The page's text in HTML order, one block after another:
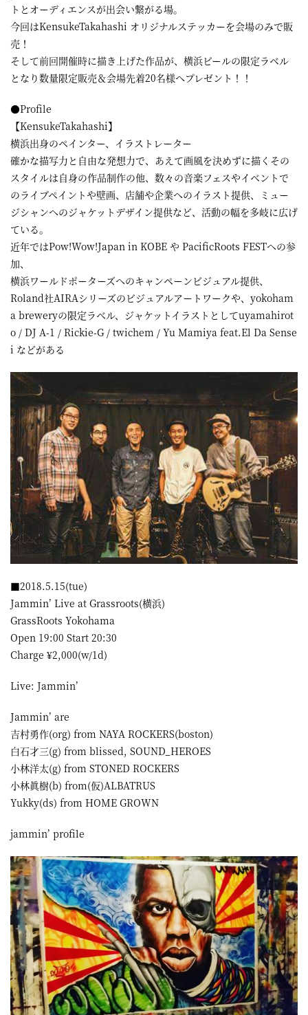
トとオーディエンスが出会い繋がる場。
今回はKensukeTakahashi オリジナルステッカーを会場のみで販
売！
そして前回開催時に描き上げた作品が、横浜ビールの限定ラベル
となり数量限定販売＆会場先着20名様へプレゼント！！
●Profile
【KensukeTakahashi】
横浜出身のペインター、イラストレーター
確かな描写力と自由な発想力で、あえて画風を決めずに描くその
スタイルは自身の作品制作の他、数々の音楽フェスやイベントで
のライブペイントや壁画、店舗や企業へのイラスト提供、ミュー
ジシャンへのジャケットデザイン提供など、活動の幅を多岐に広げ
ている。
近年ではPow!Wow!Japan in KOBE や PacificRoots FESTへの参
加、
横浜ワールドポーターズへのキャンペーンビジュアル提供、
Roland社AIRAシリーズのビジュアルアートワークや、yokoham
a breweryの限定ラベル、ジャケットイラストとしてuyamahirot
o / DJ A-1 / Rickie-G / twichem / Yu Mamiya feat.El Da Sense
i などがある
■2018.5.15(tue)
Jammin’ Live at Grassroots(横浜)
GrassRoots Yokohama
Open 19:00 Start 20:30
Charge ¥2,000(w/1d)
Live: Jammin’
Jammin’ are
吉村勇作(org) from NAYA ROCKERS(boston)
白石才三(g) from blissed, SOUND_HEROES
小林洋太(g) from STONED ROCKERS
小林眞樹(b) from(仮)ALBATRUS
Yukky(ds) from HOME GROWN
jammin’ profile